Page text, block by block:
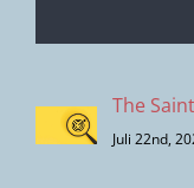
The
Juli 22nd,